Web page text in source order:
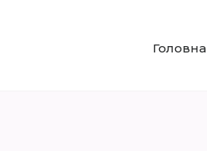
Головна